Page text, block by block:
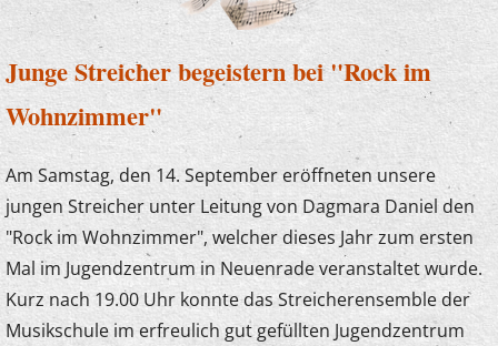
Junge Streicher begeistern bei "Rock im
Wohnzimmer"
Am Samstag, den 14. September eröffneten unsere
jungen Streicher unter Leitung von Dagmara Daniel den
"Rock im Wohnzimmer", welcher dieses Jahr zum ersten
Mal im Jugendzentrum in Neuenrade veranstaltet wurde.
Kurz nach 19.00 Uhr konnte das Streicherensemble der
Musikschule im erfreulich gut gefüllten Jugendzentrum